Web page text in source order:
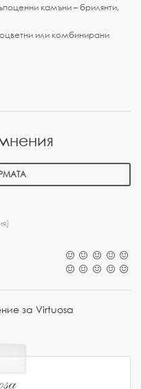
камъни – брилянти,
или комбинирани
за Virtuosa